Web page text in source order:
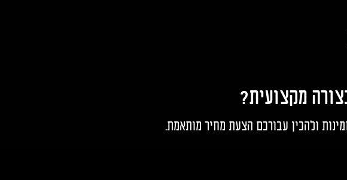
מקצועית?
ולהכין עבורכם הצעת מחיר מותאמת.